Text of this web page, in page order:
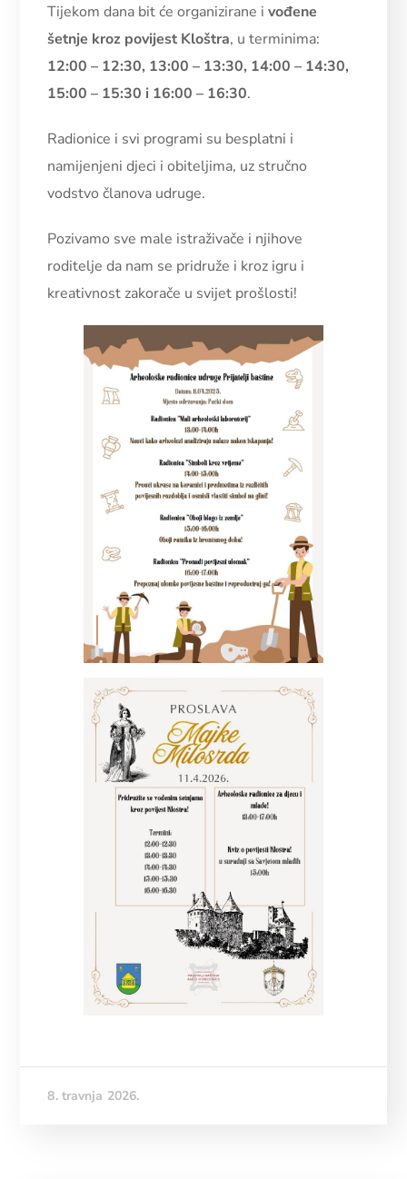
Tijekom dana bit će organizirane ivođene
šetnje kroz povijest Kloštra, u terminima:
12:00 – 12:30, 13:00 – 13:30, 14:00 – 14:30,
15:00 – 15:30 i 16:00 – 16:30.
Radionice i svi programi su besplatni i
namijenjeni djeci i obiteljima, uz stručno
vodstvo članova udruge.
Pozivamo sve male istraživače i njihove
roditelje da nam se pridruže i kroz igru i
kreativnost zakorače u svijet prošlosti!
8. travnja 2026.